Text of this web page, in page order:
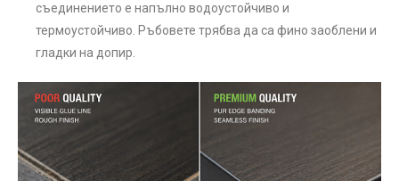
съединението е напълно водоустойчиво и
термоустойчиво. Ръбовете трябва да са фино заоблени и
гладки на допир.